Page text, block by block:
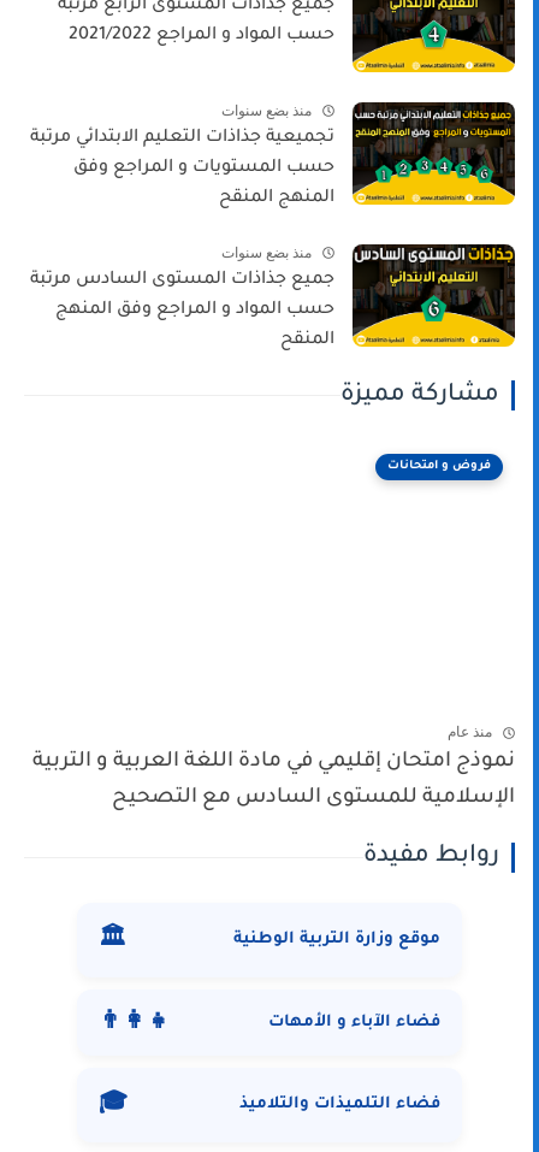
جميع جذاذات المستوى الرابع مرتبة
حسب المواد و المراجع 2021/2022
منذ بضع سنوات
تجميعية جذاذات التعليم الابتدائي مرتبة
حسب المستويات و المراجع وفق
المنهج المنقح
منذ بضع سنوات
جميع جذاذات المستوى السادس مرتبة
حسب المواد و المراجع وفق المنهج
المنقح
مشاركة مميزة
فروض و امتحانات
منذ عام
نموذج امتحان إقليمي في مادة اللغة العربية و التربية
الإسلامية للمستوى السادس مع التصحيح
روابط مفيدة
موقع وزارة التربية الوطنية 🏛️
فضاء الآباء و الأمهات 👨‍👩‍👧
فضاء التلميذات والتلاميذ 🎓